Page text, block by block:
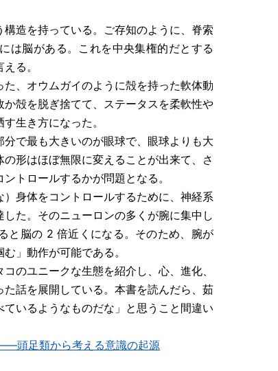
造を持っている。ご存知のように、脊索
は脳がある。これを中央集権的だとする
る。
、オウムガイのように殻を持った軟体動
殻を脱ぎ捨てて、ステータスを柔軟性や
生き方になった。
で最も大きいのが眼球で、眼球よりも大
形はほぼ無限に変えることが出来て、さ
トロールするかが問題となる。
身体をコントロールするために、神経系
た。そのニューロンの多くが腕に集中し
と脳の 2 倍近くになる。そのため、腕が
」動作が可能である。
のユニークな生態を紹介し、心、進化、
話を展開している。本書を読んだら、茹
いるようなものだな」と思うこと間違い
頭足類から考える意識の起源